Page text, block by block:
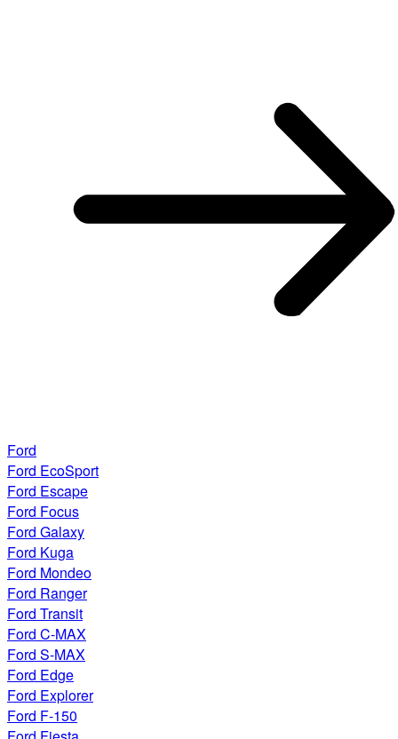
Ford
Ford EcoSport
Ford Escape
Ford Focus
Ford Galaxy
Ford Kuga
Ford Mondeo
Ford Ranger
Ford Transit
Ford C-MAX
Ford S-MAX
Ford Edge
Ford Explorer
Ford F-150